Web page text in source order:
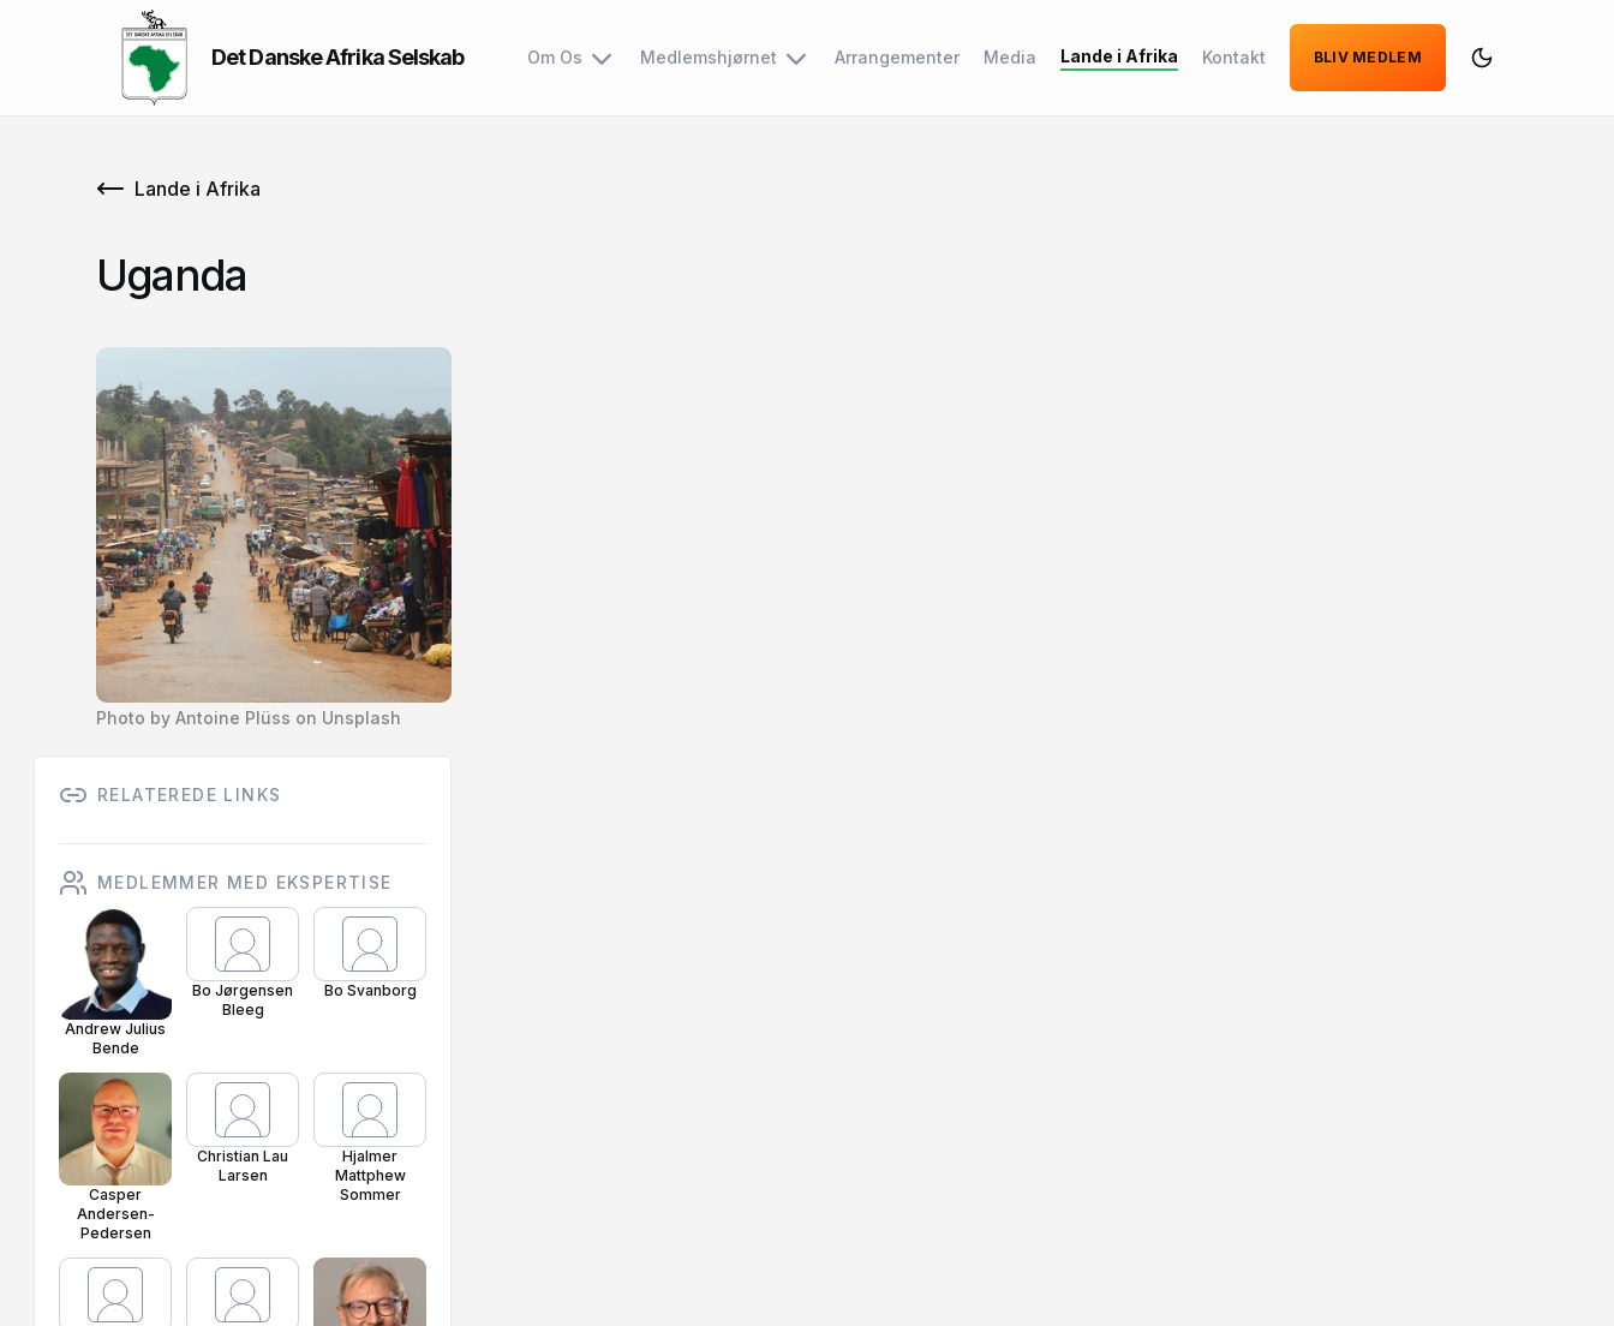
Det Danske Afrika Selskab Om Os Medlemshjørnet Arrangementer Media Lande i Afrika Kontakt BLIV MEDLEM
Lande i Afrika
Uganda
Photo by Antoine Plüss on Unsplash
RELATEREDE LINKS
MEDLEMMER MED EKSPERTISE
Andrew Julius
Bende
Bo Jørgensen
Bleeg
Bo Svanborg
Casper
Andersen-
Pedersen
Christian Lau
Larsen
Hjalmer
Mattphew
Sommer